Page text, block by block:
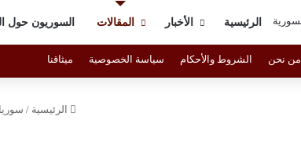
الرئيسية الأخبار المقالات السوريون حول
من نحن الشروط والأحكام سياسة الخصوصية ميثاقنا
الرئيسية / سوريا